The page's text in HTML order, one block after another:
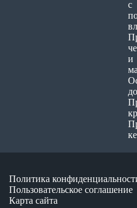
с
и
Политика
Пользовательское соглашение
Карта сайта